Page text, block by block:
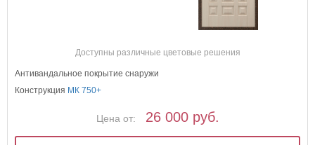
Доступны различные цветовые решения
Антивандальное покрытие снаружи
Конструкция МК 750+
Цена от: 26 000 руб.